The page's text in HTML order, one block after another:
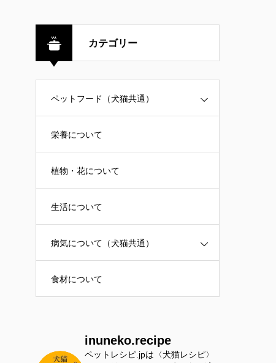
カテゴリー
ペットフード（犬猫共通）
栄養について
植物・花について
生活について
病気について（犬猫共通）
食材について
inuneko.recipe
ペットレシピ.jpは〈犬猫レシピ〉